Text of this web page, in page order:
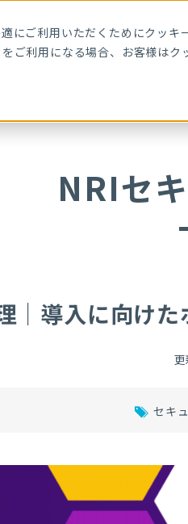
にご利用いただくためにクッキ
ご利用になる場合、お客様はク
サービス・製品
NRIセ
｜導入に向け
セキ